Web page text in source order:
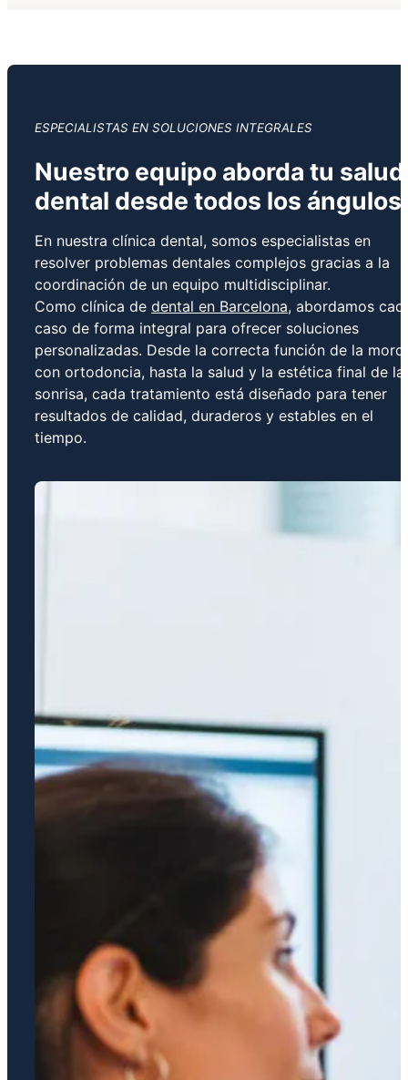
ESPECIALISTAS EN SOLUCIONES INTEGRALES
Nuestro equipo aborda tu salud
dental desde todos los ángulos
En nuestra clínica dental, somos especialistas en
resolver problemas dentales complejos gracias a la
coordinación de un equipo multidisciplinar.
Como clínica de dental en Barcelona, abordamos
caso de forma integral para ofrecer soluciones
personalizadas. Desde la correcta función de la
con ortodoncia, hasta la salud y la estética final de la
sonrisa, cada tratamiento está diseñado para tener
resultados de calidad, duraderos y estables en el
tiempo.